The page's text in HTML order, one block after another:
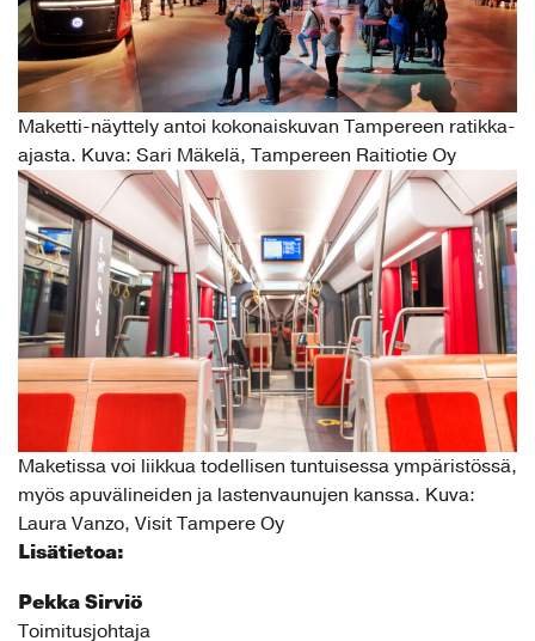
Maketti-näyttely antoi kokonaiskuvan Tampereen ratikka-
ajasta. Kuva: Sari Mäkelä, Tampereen Raitiotie Oy
Maketissa voi liikkua todellisen tuntuisessa ympäristössä,
myös apuvälineiden ja lastenvaunujen kanssa. Kuva:
Laura Vanzo, Visit Tampere Oy
Lisätietoa:
Pekka Sirviö
Toimitusjohtaja